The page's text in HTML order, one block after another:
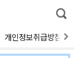
통
합
색
개인정보취급방침